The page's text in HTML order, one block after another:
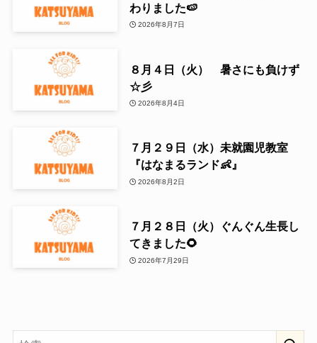
わりました🍉
2026年8月7日
８月４日（火） 暑さにも負けず
☆彡
2026年8月4日
７月２９日（水）未就園児教室
『はなまるランド👶』
2026年8月2日
７月２８日（火）ぐんぐん生長し
てきました🌻
2026年7月29日